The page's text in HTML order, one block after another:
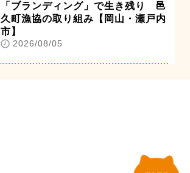
「ブランディング」で生き残り 邑
久町漁協の取り組み【岡山・瀬戸内
市】
2026/08/05